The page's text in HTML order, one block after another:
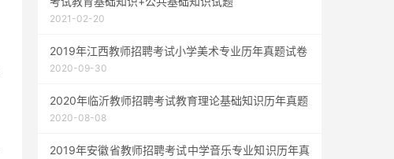
2021-02-20
2019年江西教师招聘考试小学美术专业历年真题试卷
2020-09-30
2020年临沂教师招聘考试教育理论基础知识历年真题
2020-08-08
2019年安徽省教师招聘考试中学音乐专业知识历年真